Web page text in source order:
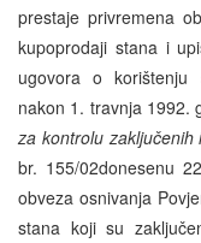
prestaje privremena
kupoprodaji stana i
ugovora o korištenju
nakon 1. travnja 1992.
za kontrolu
br. 155/02donesenu
obveza osnivanja
stana koji su